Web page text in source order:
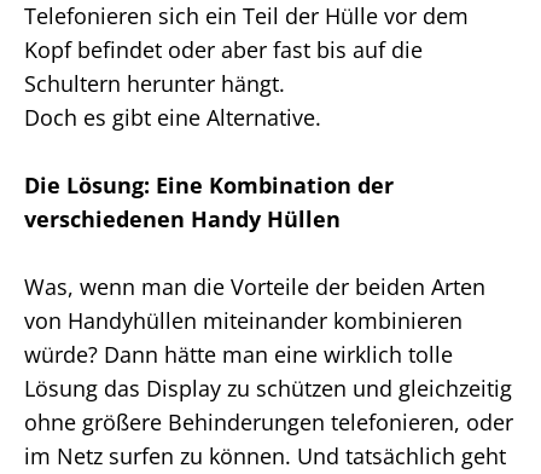
Telefonieren sich ein Teil der Hülle vor dem
Kopf befindet oder aber fast bis auf die
Schultern herunter hängt.
Doch es gibt eine Alternative.
Die Lösung: Eine Kombination der
verschiedenen Handy Hüllen
Was, wenn man die Vorteile der beiden Arten
von Handyhüllen miteinander kombinieren
würde? Dann hätte man eine wirklich tolle
Lösung das Display zu schützen und gleichzeitig
ohne größere Behinderungen telefonieren, oder
im Netz surfen zu können. Und tatsächlich geht